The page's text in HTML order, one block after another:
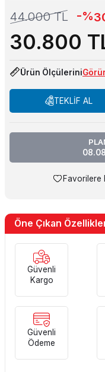
44.000TL -%
30.800
Ürün Ölçülerini
TEKLİF AL
Favorilere
Öne Çıkan
Güvenli
Kargo
Güvenli
Ödeme